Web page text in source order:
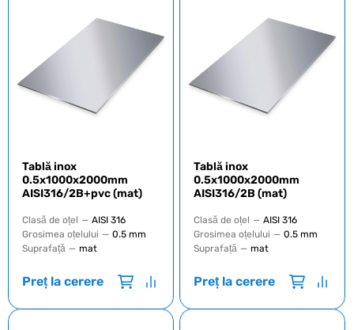
Tablă inox
0.5x1000x2000mm
AISI316/2B+pvc (mat)
Clasă de oțel — AISI 316
Grosimea oțelului — 0.5 mm
Suprafață — mat
Preț la cerere
Tablă inox
0.5x1000x2000mm
AISI316/2B (mat)
Clasă de oțel — AISI 316
Grosimea oțelului — 0.5 mm
Suprafață — mat
Preț la cerere